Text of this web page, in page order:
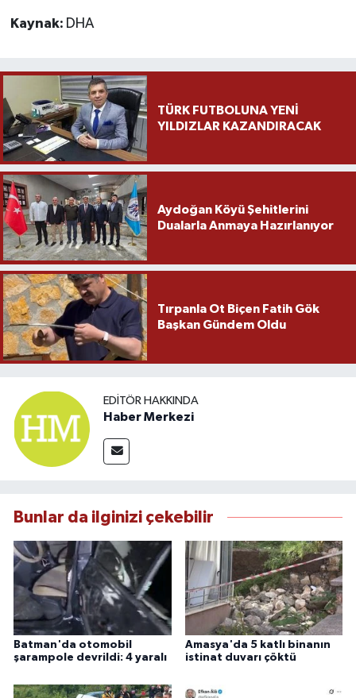
Kaynak: DHA
TÜRK FUTBOLUNA YENİ
YILDIZLAR KAZANDIRACAK
Aydoğan Köyü Şehitlerini
Dualarla Anmaya Hazırlanıyor
Tırpanla Ot Biçen Fatih Gök
Başkan Gündem Oldu
EDITÖR HAKKINDA
Haber Merkezi
Bunlar da ilginizi çekebilir
Batman'da otomobil
şarampole devrildi: 4 yaralı
Amasya'da 5 katlı binanın
istinat duvarı çöktü